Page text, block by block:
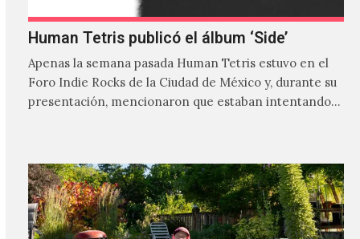
Human Tetris publicó el álbum ‘Side’
Apenas la semana pasada Human Tetris estuvo en el
Foro Indie Rocks de la Ciudad de México y, durante su
presentación, mencionaron que estaban intentando…